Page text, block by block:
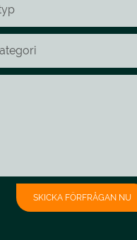
SKICKA FÖRFRÅGAN NU